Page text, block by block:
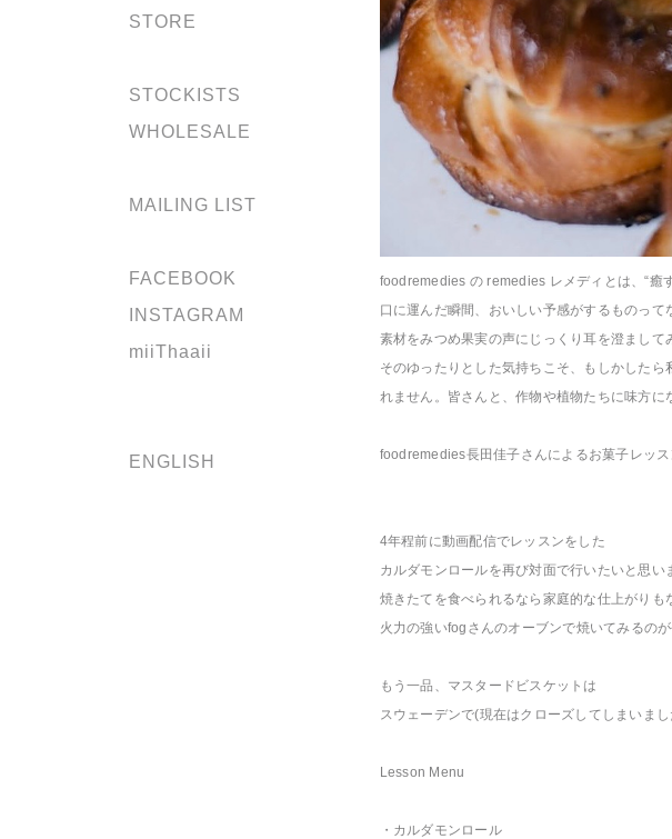
STORE
STOCKISTS
WHOLESALE
MAILING LIST
FACEBOOK
INSTAGRAM
miiThaaii
ENGLISH
foodremedies の remedies レメディとは、“癒
口に運んだ瞬間、おいしい予感がするものって
素材をみつめ果実の声にじっくり耳を澄まして
そのゆったりとした気持ちこそ、もしかした
れません。皆さんと、作物や植物たちに味方に
foodremedies長田佳子さんによるお菓子レッス
4年程前に動画配信でレッスンをした
カルダモンロールを再び対面で行いたいと思い
焼きたてを食べられるなら家庭的な仕上がりも
火力の強いfogさんのオーブンで焼いてみるの
もう一品、マスタードビスケットは
スウェーデンで(現在はクローズしてしまいま
Lesson Menu
・カルダモンロール